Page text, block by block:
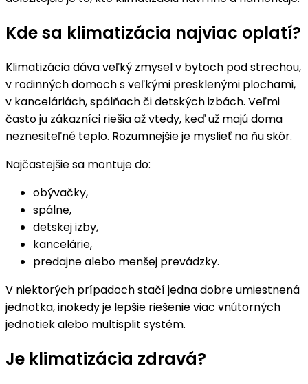
Kde sa klimatizácia najviac oplatí?
Klimatizácia dáva veľký zmysel v bytoch pod strechou,
v rodinných domoch s veľkými presklenými plochami,
v kanceláriách, spálňach či detských izbách. Veľmi
často ju zákazníci riešia až vtedy, keď už majú doma
neznesiteľné teplo. Rozumnejšie je myslieť na ňu skôr.
Najčastejšie sa montuje do:
obývačky,
spálne,
detskej izby,
kancelárie,
predajne alebo menšej prevádzky.
V niektorých prípadoch stačí jedna dobre umiestnená
jednotka, inokedy je lepšie riešenie viac vnútorných
jednotiek alebo multisplit systém.
Je klimatizácia zdravá?